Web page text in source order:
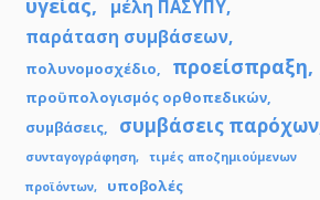
υγείας
μέλη ΠΑΣΥΠΥ
παράταση συμβάσεων
πολυνομοσχέδιο προείσπραξη
προϋπολογισμός ορθοπεδικών
συμβάσεις
συμβάσεις παρόχων
συνταγογράφηση
τιμές αποζημιούμενων
προϊόντων
υποβολές